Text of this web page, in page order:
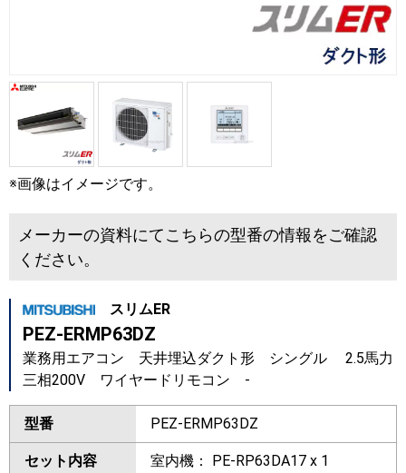
※画像はイメージです。
メーカーの資料にてこちらの型番の情報をご確認
ください。
スリムER
PEZ-ERMP63DZ
業務用エアコン 天井埋込ダクト形 シングル 2.5馬力
三相200V ワイヤードリモコン -
型番 PEZ-ERMP63DZ
セット内容
室内機： PE-RP63DA17 x 1